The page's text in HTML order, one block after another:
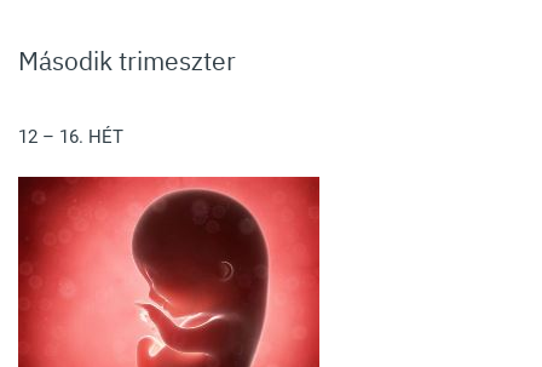
Második trimeszter
12 – 16. HÉT